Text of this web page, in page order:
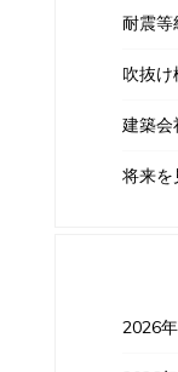
耐震等
吹抜
建築会
将来を
2026